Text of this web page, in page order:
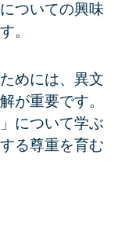
ついての興味
。
めには、異文
が重要です。
について学ぶ
る尊重を育む